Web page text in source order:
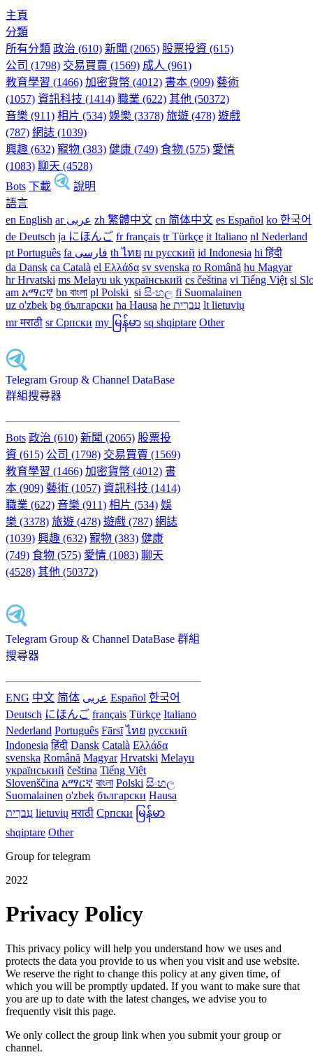
主頁
分類
所有分類 政治 (610) 新聞 (2065) 股票投資 (615)
公司 (1798) 交易買賣 (1569) 成人 (961)
教育學習 (1466) 加密貨幣 (4012) 書本 (909) 藝術
(1057) 資訊科技 (1414) 職業 (622) 其他 (50372)
音樂 (911) 相片 (534) 娛樂 (3378) 旅遊 (478) 遊戲
(787) 網誌 (1039)
興趣 (632) 寵物 (383) 健康 (749) 食物 (575) 愛情
(1083) 聊天 (4528)
Bots 下載
說明
語言
en English
ar عربى zh 繁體中文 cn 简体中文 es Español ko 한국어
de Deutsch ja にほんご fr français tr Türkçe it Italiano nl Nederland
pt Português
th ไทย ru русский id Indonesia hi हिंदी
da Dansk‎ ca Català el Ελλάδα sv svenska ro Română hu Magyar
hr Hrvatski ms Melayu uk український‎ cs čeština‎ vi Tiếng Việt sl
am አማርኛ bn বাংলা pl Polski ‎ si සිංහල fi Suomalainen
uz o'zbek bg български ha Hausa‎ he עִברִית lt lietuvių
mr मराठी sr Српски my မြန်မာ sq shqiptare Other
Telegram Group & Channel DataBase
群組搜尋器
Bots 政治 (610) 新聞 (2065) 股票投
資 (615) 公司 (1798) 交易買賣 (1569)
教育學習 (1466) 加密貨幣 (4012) 書
本 (909) 藝術 (1057) 資訊科技 (1414)
職業 (622) 音樂 (911) 相片 (534) 娛
樂 (3378) 旅遊 (478) 遊戲 (787) 網誌
(1039) 興趣 (632) 寵物 (383) 健康
(749) 食物 (575) 愛情 (1083) 聊天
(4528) 其他 (50372)
Telegram Group & Channel DataBase 群組
搜尋器
ENG 中文 简体 عربى Español 한국어
Deutsch にほんご français Türkçe Italiano
Nederland Português Fārsī‎ ไทย русский
Indonesia हिंदी Dansk‎ Català Ελλάδα
svenska Română Magyar Hrvatski Melayu
український čeština Tiếng Việt
Slovenščina አማርኛ বাংলা Polski සිංහල
Suomalainen o'zbek български Hausa
עִברִית lietuvių मराठी Српски မြန်မာ
shqiptare Other
Group for telegram
2022
Privacy Policy
This privacy policy will help you understand how we uses and
protects the data you provide to us when you visit and use website.
We reserve the right to change this policy at any given time, of
which you will be promptly updated. If you want to make sure that
you are up to date with the latest changes, we advise you to
frequently visit this page.
We only collect the group link when you submit your group or
channel.